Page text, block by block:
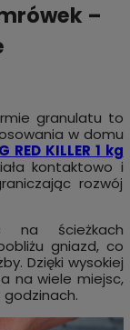
–
granulatu to
w domu
KILLER 1 kg
kontaktowo i
rozwój
na ścieżkach
gniazd, co
Dzięki wysokiej
na wiele miejsc,